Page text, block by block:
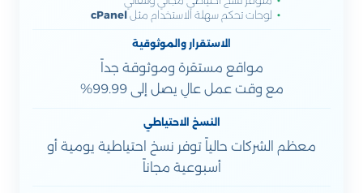
لوحات تحكم سهلة الاستخدام مثلcPanel
الاستقرار والموثوقية
مواقع مستقرة وموثوقة جداً
مع وقت عمل عالِ يصل إلى 99.99%
النسخ الاحتياطي
معظم الشركات حالياً توفر نسخ احتياطية يومية أو
أسبوعية مجاناً